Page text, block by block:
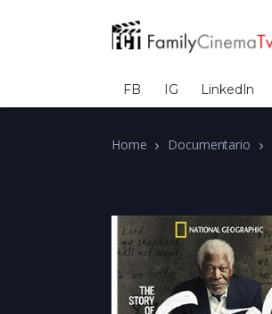
FB IG LinkedIn
Home Documentario